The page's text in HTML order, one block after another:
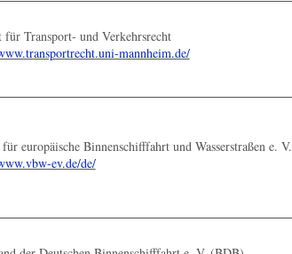
für Transport- und Verkehrsrecht
mannheim.de/
europäische Binnenschifffahrt und Wasserstraßen e. V.
ev.de/de/